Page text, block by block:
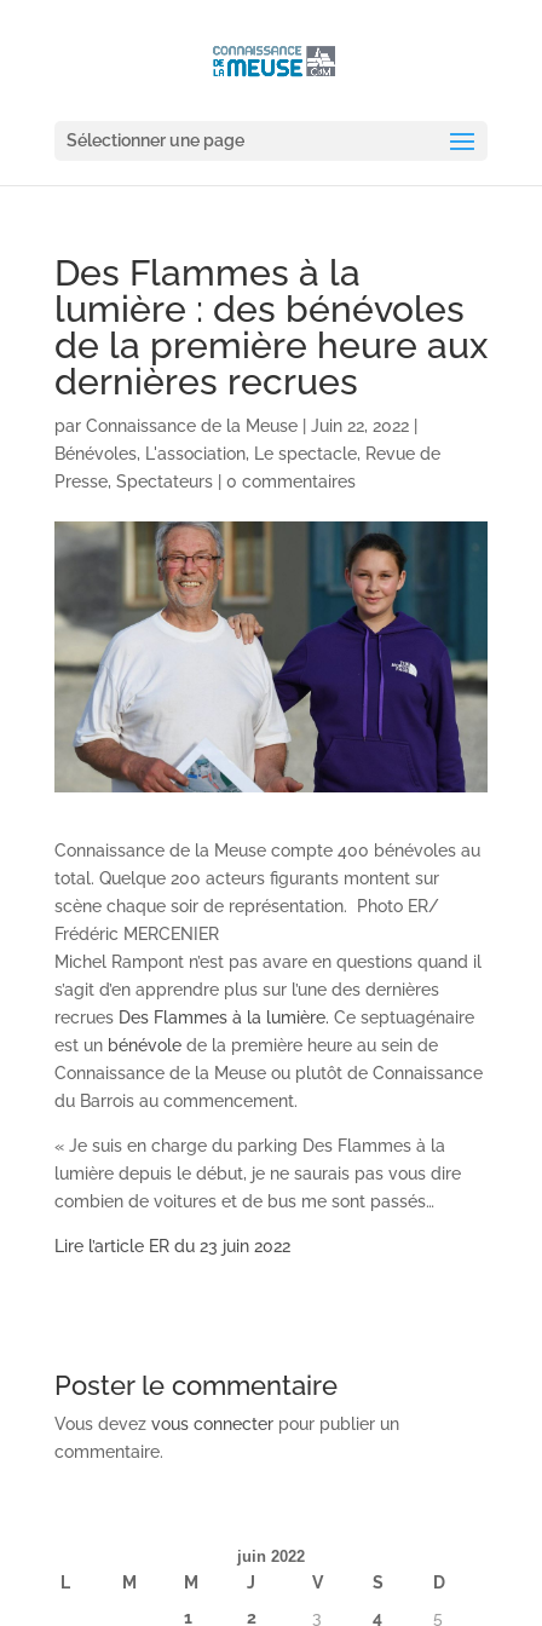
Sélectionner une page
Des Flammes à la
lumière : des bénévoles
de la première heure aux
dernières recrues
par Connaissance de la Meuse| Juin 22, 2022|
Bénévoles, L'association, Le spectacle, Revue de
Presse, Spectateurs| 0 commentaires
Connaissance de la Meuse compte 400 bénévoles au
total. Quelque 200 acteurs figurants montent sur
scène chaque soir de représentation. Photo ER/
Frédéric MERCENIER
Michel Rampont n’est pas avare en questions quand il
s’agit d’en apprendre plus sur l’une des dernières
recrues Des Flammes à la lumière. Ce septuagénaire
est un bénévolede la première heure au sein de
Connaissance de la Meuse ou plutôt de Connaissance
du Barrois au commencement.
« Je suis en charge du parking Des Flammes à la
lumière depuis le début, je ne saurais pas vous dire
combien de voitures et de bus me sont passés…
Lire l’article ER du 23 juin 2022
Poster le commentaire
Vous devez vous connecterpour publier un
commentaire.
juin 2022
L M M J V S
D
1
2 3 4 5